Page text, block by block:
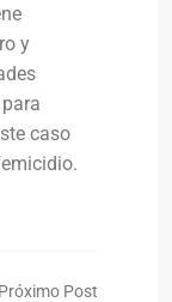
y
caso
Próximo Post